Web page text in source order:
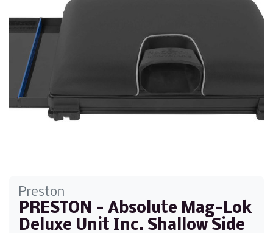
Preston
PRESTON - Absolute Mag-Lok
Deluxe Unit Inc. Shallow Side